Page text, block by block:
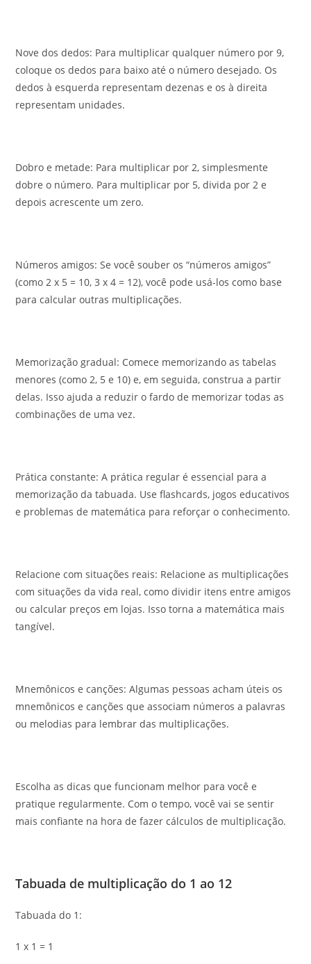
Nove dos dedos: Para multiplicar qualquer número por 9,
coloque os dedos para baixo até o número desejado. Os
dedos à esquerda representam dezenas e os à direita
representam unidades.
Dobro e metade: Para multiplicar por 2, simplesmente
dobre o número. Para multiplicar por 5, divida por 2 e
depois acrescente um zero.
Números amigos: Se você souber os “números amigos”
(como 2 x 5 = 10, 3 x 4 = 12), você pode usá-los como base
para calcular outras multiplicações.
Memorização gradual: Comece memorizando as tabelas
menores (como 2, 5 e 10) e, em seguida, construa a partir
delas. Isso ajuda a reduzir o fardo de memorizar todas as
combinações de uma vez.
Prática constante: A prática regular é essencial para a
memorização da tabuada. Use flashcards, jogos educativos
e problemas de matemática para reforçar o conhecimento.
Relacione com situações reais: Relacione as multiplicações
com situações da vida real, como dividir itens entre amigos
ou calcular preços em lojas. Isso torna a matemática mais
tangível.
Mnemônicos e canções: Algumas pessoas acham úteis os
mnemônicos e canções que associam números a palavras
ou melodias para lembrar das multiplicações.
Escolha as dicas que funcionam melhor para você e
pratique regularmente. Com o tempo, você vai se sentir
mais confiante na hora de fazer cálculos de multiplicação.
Tabuada de multiplicação do 1 ao 12
Tabuada do 1:
1 x 1 = 1